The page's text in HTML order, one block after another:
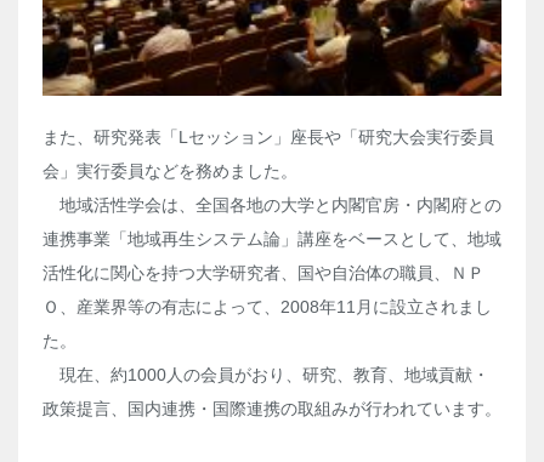
また、研究発表「Lセッション」座長や「研究大会実行委員
会」実行委員などを務めました。
地域活性学会は、全国各地の大学と内閣官房・内閣府との
連携事業「地域再生システム論」講座をベースとして、地域
活性化に関心を持つ大学研究者、国や自治体の職員、ＮＰ
Ｏ、産業界等の有志によって、2008年11月に設立されまし
た。
現在、約1000人の会員がおり、研究、教育、地域貢献・
政策提言、国内連携・国際連携の取組みが行われています。